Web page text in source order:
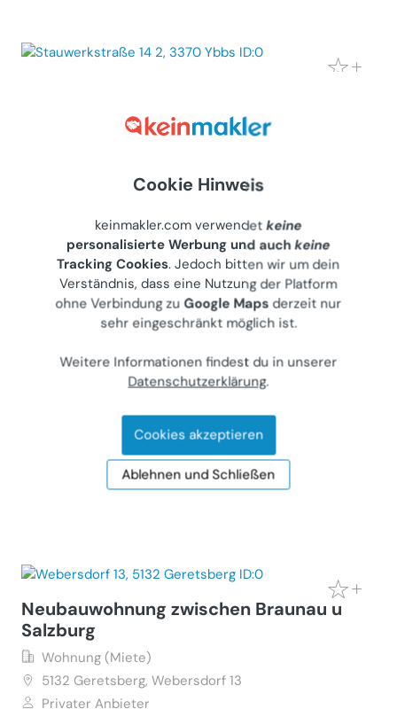
Wohnung (Miete)
Ybbs, Stauwerkstraße 14 2
4 Zimmer
Letzte Aktualisierung: 29.07.2026
Wohnung mit Parkplatz in schöner
Wohnhausanlage mit viel Grünfläche
Wohnung (Miete)
Gewerblicher Anbieter
3 Zimmer
Neubauwohnung zwischen Braunau u
Salzburg
Wohnung (Miete)
5132 Geretsberg, Webersdorf 13
Privater Anbieter
Cookie Hinweis
keinmakler.com verwendetkeine
personalisierte Werbung und auchkeine
Tracking Cookies. Jedoch bitten wir um dein
Verständnis, dass eine Nutzung der Platform
ohne Verbindung zuGoogle Maps derzeit nur
sehr eingeschränkt möglich ist.
Weitere Informationen findest du in unserer
Datenschutzerklärung.
Cookies akzeptieren
Ablehnen und Schließen